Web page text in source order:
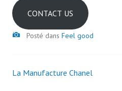
CONTACT US
Image
Posté dans Feel good
Navigation
La Manufacture Chanel